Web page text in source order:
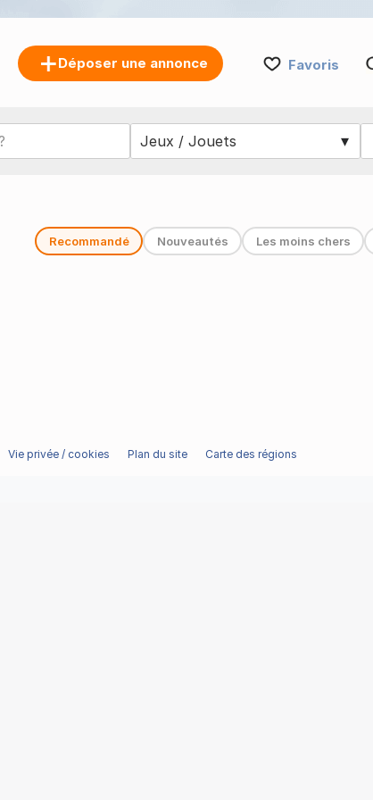
Déposer une annonce Favoris
Recommandé Nouveautés Les moins chers
Vie privée / cookies Plan du site Carte des régions